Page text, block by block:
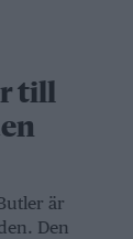
till
är
Den